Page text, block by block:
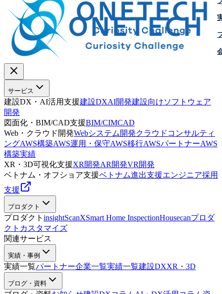
サービス
建設DX・AI活用支援建設DXAI開発建設向けソフトウェア
開発
図面化・BIM/CAD支援BIM/CIMCAD
Web・クラウド開発Webシステム開発クラウドコンサルティ
ングAWS構築AWS運用・保守AWS移行AWSパートナーAWS
構築実績
XR・3D可視化支援XR開発AR開発VR開発
ベトナム・オフショア支援ベトナム進出支援エンジニア採用
支援
プロダクト
プロダクト insightScanXSmart Home InspectionHousecanプロダ
クトカスタマイズ
関連サービス
実績・事例
実績一覧パートナー企業一覧実績一覧建設DXXR・3D
ブログ・資料